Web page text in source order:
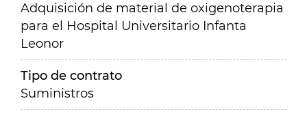
Adquisición de material de oxigenoterapia
para el Hospital Universitario Infanta
Leonor
Tipo de contrato
Suministros